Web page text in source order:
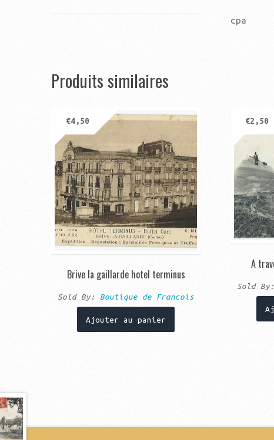
cpa
Produits similaires
Brive la gaillarde hotel terminus
€4,50
Sold By:Boutique de Francois
Ajouter au panier
A
€2,50
Sold